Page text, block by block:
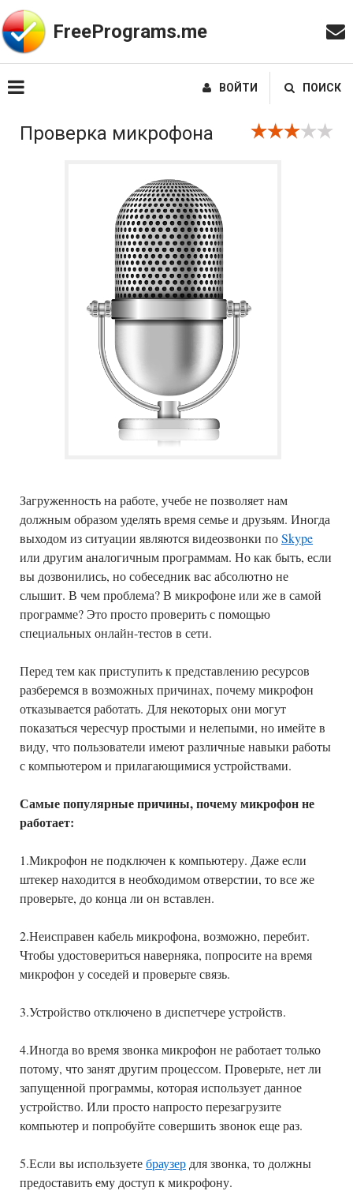
FreePrograms.me
ВОЙТИ ПОИСК
Проверка микрофона
Загруженность на работе, учебе не позволяет нам
должным образом уделять время семье и друзьям. Иногда
выходом из ситуации являются видеозвонки поSkype
или другим аналогичным программам. Но как быть, если
вы дозвонились, но собеседник вас абсолютно не
слышит. В чем проблема? В микрофоне или же в самой
программе? Это просто проверить с помощью
специальных онлайн-тестов в сети.
Перед тем как приступить к представлению ресурсов
разберемся в возможных причинах, почему микрофон
отказывается работать. Для некоторых они могут
показаться чересчур простыми и нелепыми, но имейте в
виду, что пользователи имеют различные навыки работы
с компьютером и прилагающимися устройствами.
Самые популярные причины, почему микрофон не
работает:
1.Микрофон не подключен к компьютеру. Даже если
штекер находится в необходимом отверстии, то все же
проверьте, до конца ли он вставлен.
2.Неисправен кабель микрофона, возможно, перебит.
Чтобы удостовериться наверняка, попросите на время
микрофон у соседей и проверьте связь.
3.Устройство отключено в диспетчере устройств.
4.Иногда во время звонка микрофон не работает только
потому, что занят другим процессом. Проверьте, нет ли
запущенной программы, которая использует данное
устройство. Или просто напросто перезагрузите
компьютер и попробуйте совершить звонок еще раз.
5.Если вы используетебраузер для звонка, то должны
предоставить ему доступ к микрофону.